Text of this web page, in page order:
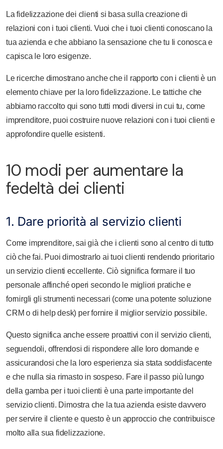
La fidelizzazione dei clienti si basa sulla creazione di
relazioni con i tuoi clienti. Vuoi che i tuoi clienti conoscano la
tua azienda e che abbiano la sensazione che tu li conosca e
capisca le loro esigenze.
Le ricerche dimostrano anche che il rapporto con i clienti è un
elemento chiave per la loro fidelizzazione. Le tattiche che
abbiamo raccolto qui sono tutti modi diversi in cui tu, come
imprenditore, puoi costruire nuove relazioni con i tuoi clienti e
approfondire quelle esistenti.
10 modi per aumentare la
fedeltà dei clienti
1. Dare priorità al servizio clienti
Come imprenditore, sai già che i clienti sono al centro di tutto
ciò che fai. Puoi dimostrarlo ai tuoi clienti rendendo prioritario
un servizio clienti eccellente. Ciò significa formare il tuo
personale affinché operi secondo le migliori pratiche e
fornirgli gli strumenti necessari (come una potente soluzione
CRM o di help desk) per fornire il miglior servizio possibile.
Questo significa anche essere proattivi con il servizio clienti,
seguendoli, offrendosi di rispondere alle loro domande e
assicurandosi che la loro esperienza sia stata soddisfacente
e che nulla sia rimasto in sospeso. Fare il passo più lungo
della gamba per i tuoi clienti è una parte importante del
servizio clienti. Dimostra che la tua azienda esiste davvero
per servire il cliente e questo è un approccio che contribuisce
molto alla sua fidelizzazione.